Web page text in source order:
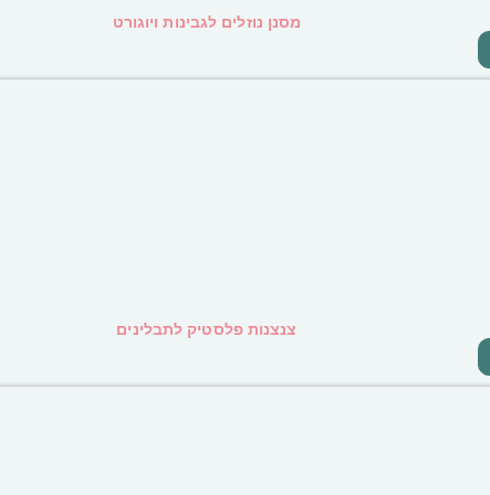
מסנן נוזלים לגבינות ויוגורט
צנצנות פלסטיק לתבלינים